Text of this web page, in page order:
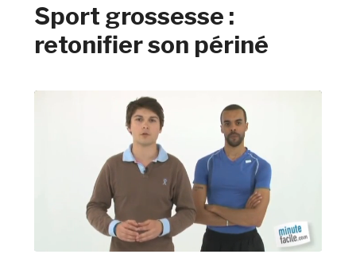
Sport grossesse :
retonifier son périné